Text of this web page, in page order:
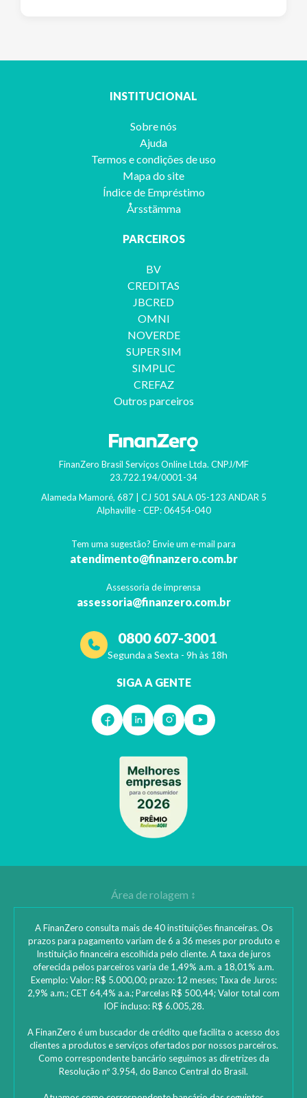
INSTITUCIONAL
Sobre nós
Ajuda
Termos e condições de uso
Mapa do site
Índice de Empréstimo
Årsstämma
PARCEIROS
BV
CREDITAS
JBCRED
OMNI
NOVERDE
SUPER SIM
SIMPLIC
CREFAZ
Outros parceiros
FinanZero Brasil Serviços Online Ltda. CNPJ/MF
23.722.194/0001-34
Alameda Mamoré, 687 | CJ 501 SALA 05-123 ANDAR 5
Alphaville- CEP: 06454-040
Tem uma sugestão? Envie um e-mail para
atendimento@finanzero.com.br
Assessoria de imprensa
assessoria@finanzero.com.br
0800 607-3001
Segunda a Sexta - 9h às 18h
SIGA A GENTE
A FinanZero consulta mais de 40 instituições financeiras. Os
prazos para pagamento variam de 6 a 36 meses por produto e
Instituição financeira escolhida pelo cliente. A taxa de juros
oferecida pelos parceiros varia de 1,49% a.m. a 18,01% a.m.
Exemplo: Valor: R$ 5.000,00; prazo: 12 meses; Taxa de Juros:
2,9% a.m.; CET 64,4% a.a.; Parcelas R$ 500,44; Valor total com
IOF incluso: R$ 6.005,28.
A FinanZero é um buscador de crédito que facilita o acesso dos
clientes a produtos e serviços ofertados por nossos parceiros.
Como correspondente bancário seguimos as diretrizes da
Resolução nº 3.954, do Banco Central do Brasil.